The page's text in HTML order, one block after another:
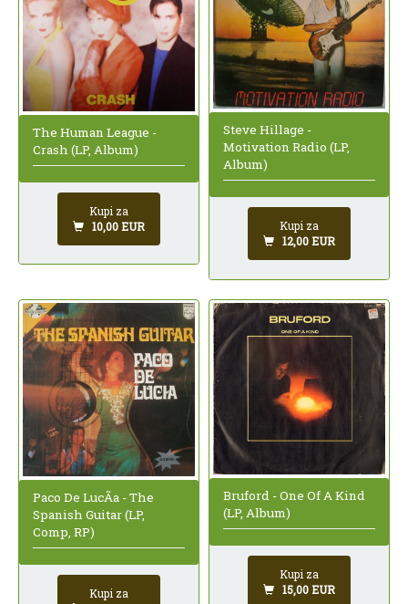
The Human League -
Crash (LP, Album)
Kupi za
10,00 EUR
Steve Hillage -
Motivation Radio (LP,
Album)
Kupi za
12,00 EUR
Paco De LucÃ­a - The
Spanish Guitar (LP,
Comp, RP)
Kupi za
Bruford - One Of A Kind
(LP, Album)
Kupi za
15,00 EUR